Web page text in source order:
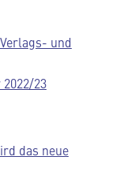
und
23
das neue